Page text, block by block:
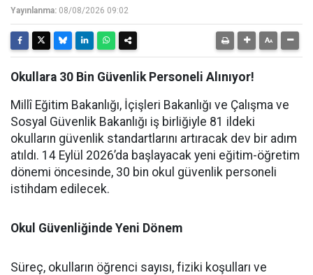
Yayınlanma: 08/08/2026 09:02
Okullara 30 Bin Güvenlik Personeli Alınıyor!
Millî Eğitim Bakanlığı, İçişleri Bakanlığı ve Çalışma ve
Sosyal Güvenlik Bakanlığı iş birliğiyle 81 ildeki
okulların güvenlik standartlarını artıracak dev bir adım
atıldı. 14 Eylül 2026’da başlayacak yeni eğitim-öğretim
dönemi öncesinde, 30 bin okul güvenlik personeli
istihdam edilecek.
Okul Güvenliğinde Yeni Dönem
Süreç, okulların öğrenci sayısı, fiziki koşulları ve